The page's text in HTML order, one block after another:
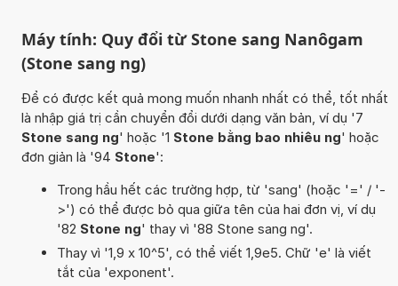
Máy tính: Quy đổi từ Stone sang Nanôgam
(Stone sang ng)
Để có được kết quả mong muốn nhanh nhất có thể, tốt nhất
là nhập giá trị cần chuyển đổi dưới dạng văn bản, ví dụ '7
Stone sang ng' hoặc '1 Stone bằng bao nhiêu ng' hoặc
đơn giản là '94 Stone':
Trong hầu hết các trường hợp, từ 'sang' (hoặc '=' / '-
>') có thể được bỏ qua giữa tên của hai đơn vị, ví dụ
'82 Stone ng' thay vì '88 Stone sang ng'.
Thay vì '1,9 x 10^5', có thể viết 1,9e5. Chữ 'e' là viết
tắt của 'exponent'.